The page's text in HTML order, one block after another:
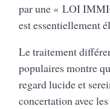
par une « LOI
est essentiellement
Le traitement
populaires montre
regard lucide et
concertation avec